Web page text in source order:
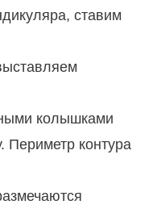
ставим
колышками
Периметр контура